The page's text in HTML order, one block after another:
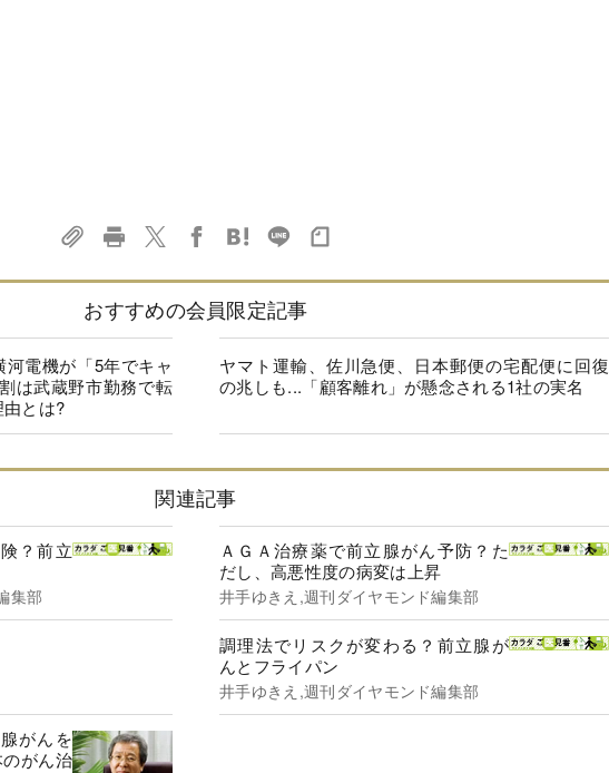
おすすめの会員限定記事
電機が「5年でキャ
は武蔵野市勤務で転
とは?
ヤマト運輸、佐川急便、日本郵便の宅配便に回復
の兆しも...「顧客離れ」が懸念される1社の実名
関連記事
？前立
集部
ＡＧＡ治療薬で前立腺がん予防？た
だし、高悪性度の病変は上昇
井手ゆきえ,週刊ダイヤモンド編集部
調理法でリスクが変わる？前立腺が
んとフライパン
井手ゆきえ,週刊ダイヤモンド編集部
がんを
がん治